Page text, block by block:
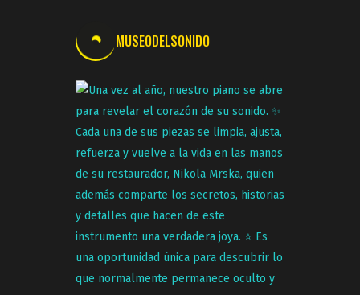
MUSEODELSONIDO